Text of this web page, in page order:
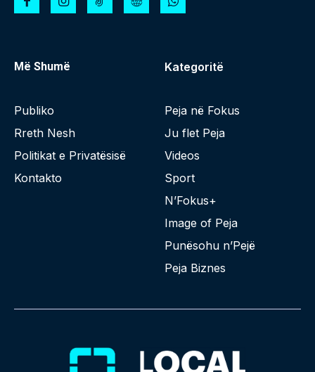
Më Shumë
Publiko
Rreth Nesh
Politikat e Privatësisë
Kontakto
Kategoritë
Peja në Fokus
Ju flet Peja
Videos
Sport
N’Fokus+
Image of Peja
Punësohu n’Pejë
Peja Biznes